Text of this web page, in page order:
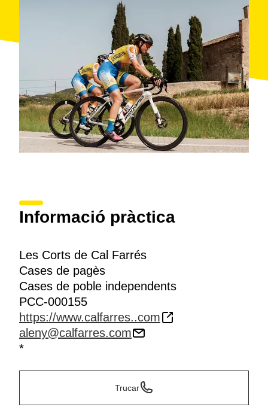
Informació pràctica
Les Corts de Cal Farrés
Cases de pagès
Cases de poble independents
PCC-000155
https://www.calfarres..com
aleny@calfarres.com
*
Trucar